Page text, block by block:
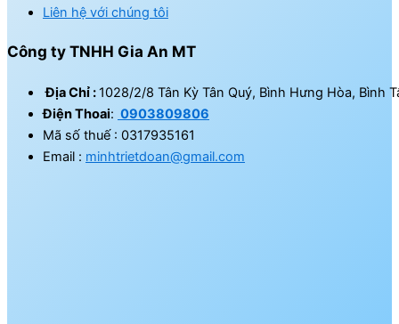
Liên hệ với chúng tôi
Công ty TNHH Gia An MT
Địa Chỉ :1028/2/8 Tân Kỳ Tân Quý, Bình Hưng Hòa, Bình
Điện Thoai: 0903809806
Mã số thuế : 0317935161
Email : minhtrietdoan@gmail.com